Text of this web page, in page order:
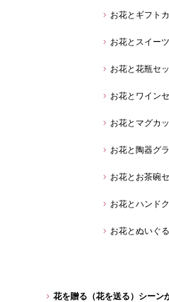
お花とギフト
お花とスイー
お花と花瓶セ
お花とワイン
お花とマグカ
お花と陶器グ
お花とお茶碗
お花とハンド
お花とぬいぐ
花を贈る（花を送る）シーン